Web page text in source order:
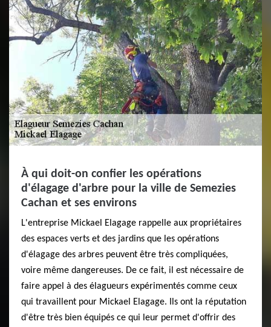
À qui doit-on confier les opérations
d'élagage d'arbre pour la ville de Semezies
Cachan et ses environs
L'entreprise Mickael Elagage rappelle aux propriétaires
des espaces verts et des jardins que les opérations
d'élagage des arbres peuvent être très compliquées,
voire même dangereuses. De ce fait, il est nécessaire de
faire appel à des élagueurs expérimentés comme ceux
qui travaillent pour Mickael Elagage. Ils ont la réputation
d'être très bien équipés ce qui leur permet d'offrir des